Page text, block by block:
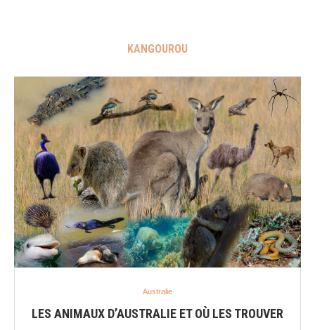
KANGOUROU
Australie
LES ANIMAUX D’AUSTRALIE ET OÙ LES TROUVER